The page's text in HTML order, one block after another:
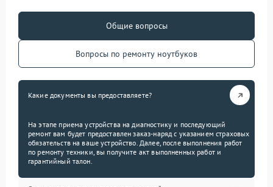
Общие вопросы
Вопросы по ремонту ноутбуков
Какие документы вы предоставляете?
На этапе приема устройства на диагностику и последующий
ремонт вам будет предоставлен заказ-наряд с указанием страховых
обязательств на ваше устройство. Далее, после выполнения работ
по ремонту техники, вы получите акт выполненных работ и
гарантийный талон.